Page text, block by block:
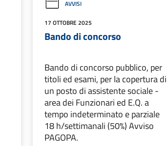
AVVISI
17 OTTOBRE 2025
Bando di concorso
Bando di concorso pubblico, per
titoli ed esami, per la copertura di
un posto di assistente sociale -
area dei Funzionari ed E.Q. a
tempo indeterminato e parziale
18 h/settimanali (50%) Avviso
PAGOPA.